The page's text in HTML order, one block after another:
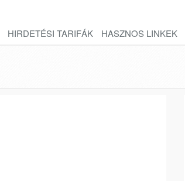
HIRDETÉSI TARIFÁK HASZNOS LINKEK